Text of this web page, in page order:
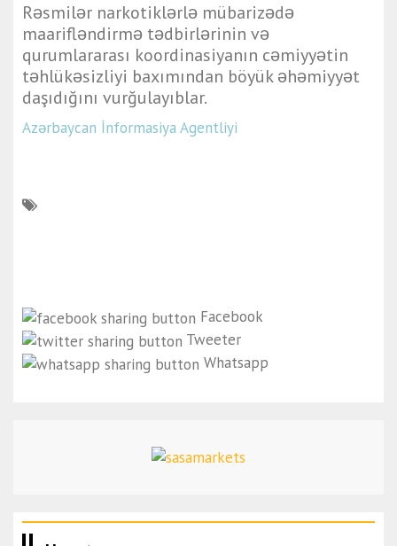
Rəsmilər narkotiklərlə mübarizədə
maarifləndirmə tədbirlərinin və
qurumlararası koordinasiyanın cəmiyyətin
təhlükəsizliyi baxımından böyük əhəmiyyət
daşıdığını vurğulayıblar.
Azərbaycan İnformasiya Agentliyi
Facebook
Tweeter
Whatsapp